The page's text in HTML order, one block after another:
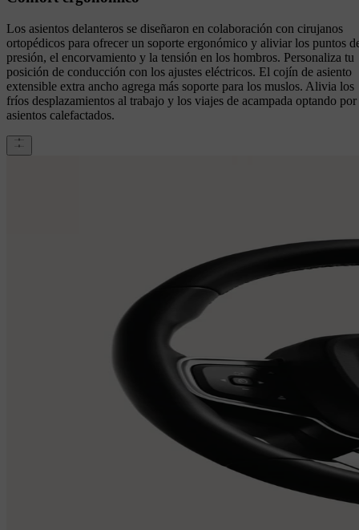
Los asientos delanteros se diseñaron en colaboración con cirujanos
ortopédicos para ofrecer un soporte ergonómico y aliviar los puntos
presión, el encorvamiento y la tensión en los hombros. Personaliza tu
posición de conducción con los ajustes eléctricos. El cojín de asiento
extensible extra ancho agrega más soporte para los muslos. Alivia los
fríos desplazamientos al trabajo y los viajes de acampada optando por
asientos calefactados.